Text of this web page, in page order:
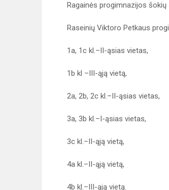
Ragainės progimnazijos šokių
Raseinių Viktoro Petkaus
1a, 1c kl.–II-ąsias vietas,
1b kl –III-ąją vietą,
2a, 2b, 2c kl.–II-ąsias vietas,
3a, 3b kl.–I-ąsias vietas,
3c kl.–II-ąją vietą,
4a kl.–II-ąją vietą,
4b kl.–III-ąją vietą.